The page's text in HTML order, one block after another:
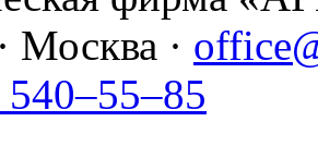
Москва ·